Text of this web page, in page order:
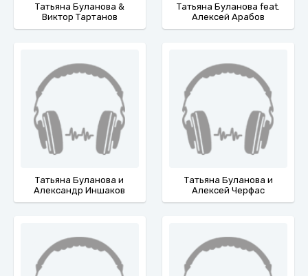
Татьяна Буланова &
Виктор Тартанов
Татьяна Буланова feat.
Алексей Арабов
Татьяна Буланова и
Александр Иншаков
Татьяна Буланова и
Алексей Черфас